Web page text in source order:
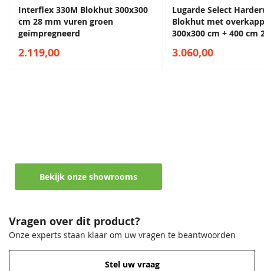
Interflex 330M Blokhut 300x300
cm 28 mm vuren groen
geïmpregneerd
2.119,00
Lugarde Select
Blokhut met
300x300 cm + 400 cm
3.060,00
Bekijk onze showrooms
Vragen over dit product?
Onze experts staan klaar om uw vragen te beantwoorden
Stel uw vraag